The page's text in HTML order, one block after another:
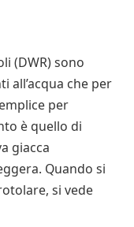
(DWR) sono
all’acqua che per
per
è quello di
giacca
Quando si
si vede